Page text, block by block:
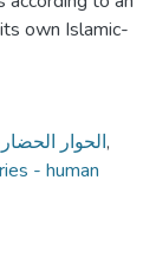
own Islamic-
الحوار,
- human